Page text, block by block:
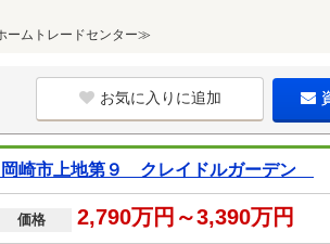
ームトレードセンター≫
お気に入りに追加
岡崎市上地第９ クレイドルガーデン
価格 2,790万円～3,390万円